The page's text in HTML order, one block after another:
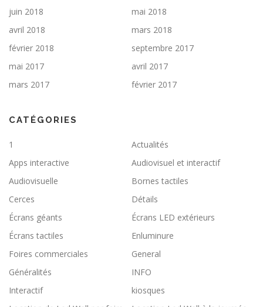
juin 2018
mai 2018
avril 2018
mars 2018
février 2018
septembre 2017
mai 2017
avril 2017
mars 2017
février 2017
CATÉGORIES
1
Actualités
Apps interactive
Audiovisuel et interactif
Audiovisuelle
Bornes tactiles
Cerces
Détails
Écrans géants
Écrans LED extérieurs
Écrans tactiles
Enluminure
Foires commerciales
General
Généralités
INFO
Interactif
kiosques